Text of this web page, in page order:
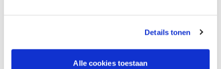
Details tonen
Alle cookies toestaan
Faites le tour de vos pièces avec l'expert
Obtenez un conseil couleur en fonction de